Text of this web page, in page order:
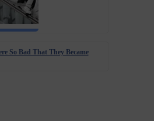
So Bad That They Became